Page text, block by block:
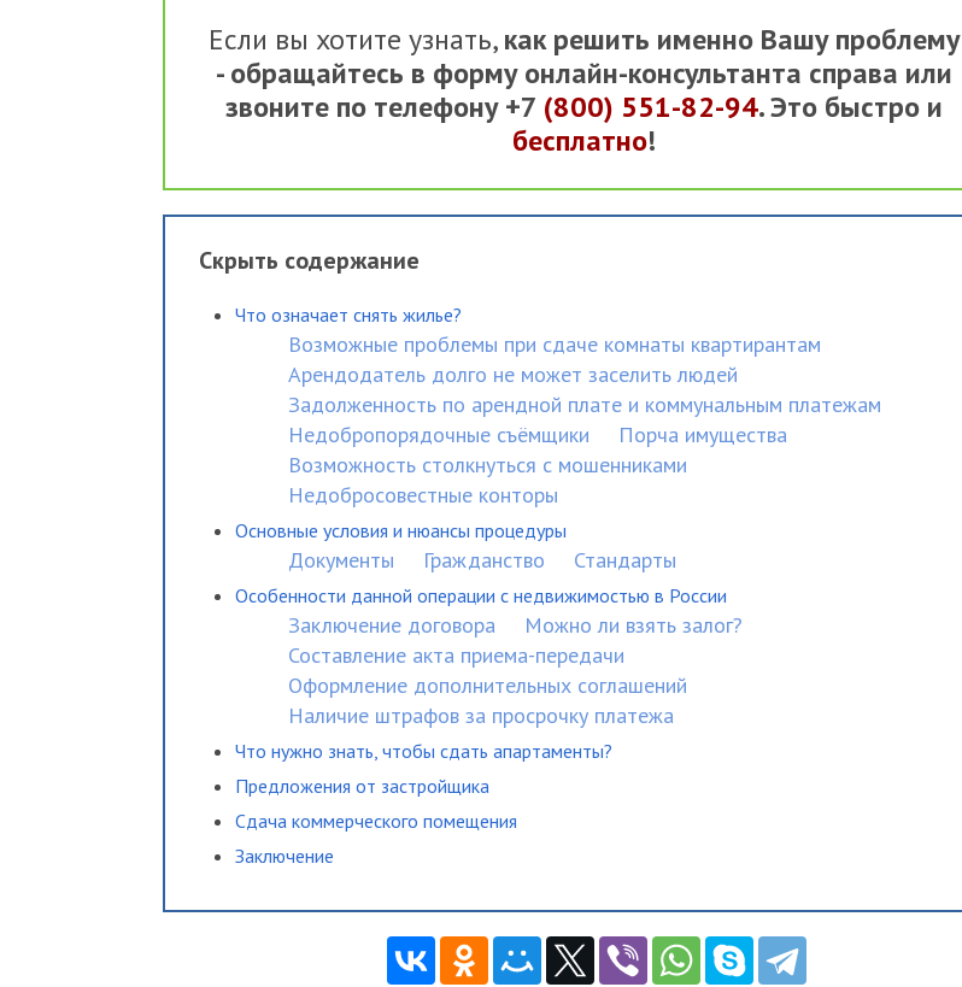
Если вы хотите узнать,как решить именно Вашу проблему
- обращайтесь в форму онлайн-консультанта справа или
звоните по телефону +7 (800) 551-82-94. Это быстро и
бесплатно!
Скрыть содержание
Что означает снять жилье?
Возможные проблемы при сдаче комнаты квартирантам
Арендодатель долго не может заселить людей
Задолженность по арендной плате и коммунальным платежам
Недобропорядочные съёмщики
Порча имущества
Возможность столкнуться с мошенниками
Недобросовестные конторы
Основные условия и нюансы процедуры
Документы Гражданство Стандарты
Особенности данной операции с недвижимостью в России
Заключение договора
Можно ли взять залог?
Составление акта приема-передачи
Оформление дополнительных соглашений
Наличие штрафов за просрочку платежа
Что нужно знать, чтобы сдать апартаменты?
Предложения от застройщика
Сдача коммерческого помещения
Заключение